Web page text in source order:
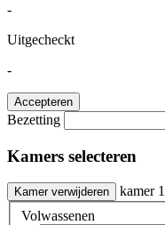
-
Uitgecheckt
-
Accepteren
Bezetting
Kamers selecteren
Kamer verwijderen
kamer 1
Volwassenen